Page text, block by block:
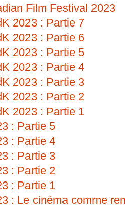
Film Festival 2023
2023 : Partie 7
2023 : Partie 6
2023 : Partie 5
2023 : Partie 4
2023 : Partie 3
2023 : Partie 2
2023 : Partie 1
: Partie 5
: Partie 4
: Partie 3
: Partie 2
: Partie 1
: Le cinéma comme